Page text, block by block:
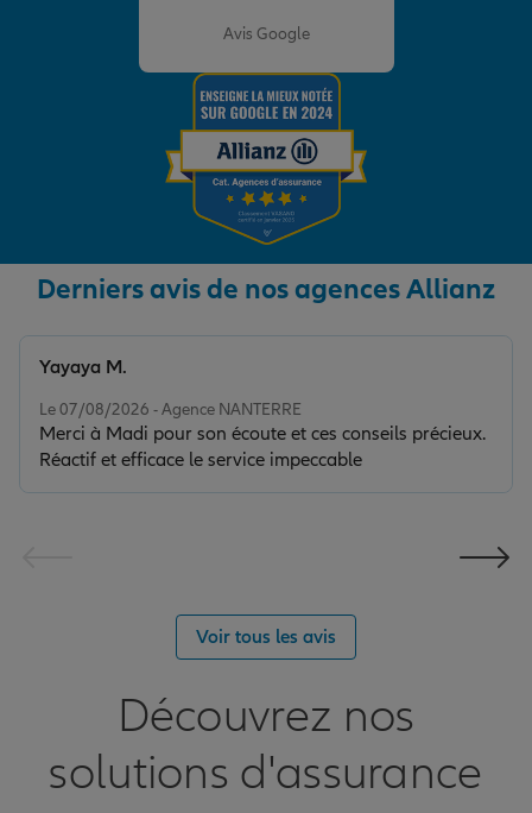
Avis Google
Derniers avis de nos agences Allianz
Le 07/08/2026 - Agence NANTERRE
Merci à Madi pour son écoute et ces conseils précieux.
Réactif et efficace le service impeccable
Yayaya M.
Voir tous les avis
Découvrez nos
solutions d'assurance